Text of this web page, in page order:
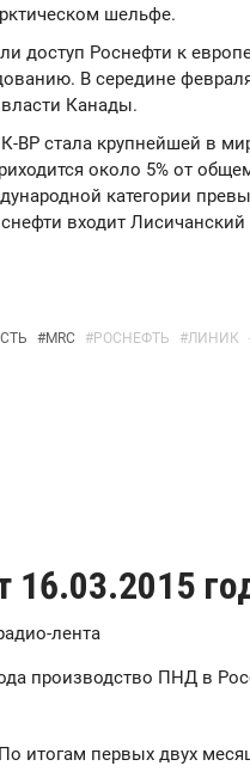
шельфе.
доступ Роснефти к
В середине
Канады.
BP стала крупнейшей в
около 5% от
категории
входит
#MRC #РОСНЕФТЬ #ЛИНИК
16.03.2015
лента
производство ПНД в
итогам первых двух